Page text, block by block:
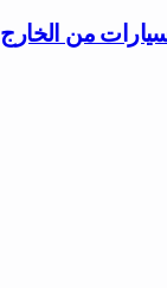
من الخارج